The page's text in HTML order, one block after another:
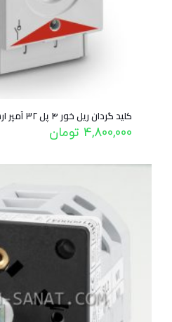
کلید گردان ریل خور ۴ پل ۳۲ آمپر ارش ERSCE DS0324RRL6
4,800,000 تومان